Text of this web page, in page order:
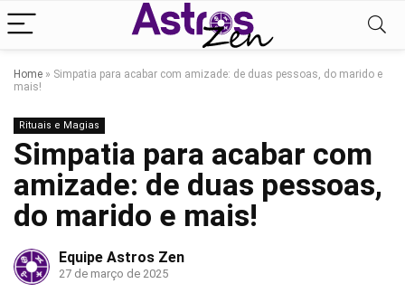
Home » Simpatia para acabar com amizade: de duas pessoas, do marido e
mais!
Rituais e Magias
Simpatia para acabar com
amizade: de duas pessoas,
do marido e mais!
Equipe Astros Zen
27 de março de 2025